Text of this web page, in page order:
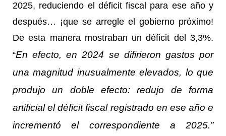
2025, reduciendo el déficit fiscal para ese año y
después… ¡que se arregle el gobierno próximo!
De esta manera mostraban un déficit del 3,3%.
“En efecto, en 2024 se difirieron gastos por
una magnitud inusualmente elevados, lo que
produjo un doble efecto: redujo de forma
artificial el déficit fiscal registrado en ese año e
incrementó el correspondiente a 2025.”